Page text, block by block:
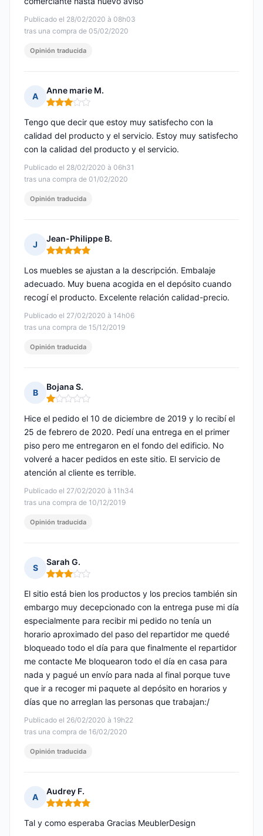
Publicado el 28/02/2020 à 08h03
tras una compra de 05/02/2020
Opinión traducida
A
Anne marie M.
Nota: 3 de 5
Publicado el 28/02/2020 à 06h31
tras una compra de 01/02/2020
Tengo que decir que estoy muy satisfecho con la
calidad del producto y el servicio. Estoy muy satisfecho
con la calidad del producto y el servicio.
Opinión traducida
J
Jean-Philippe B.
Nota: 5 de 5
Publicado el 27/02/2020 à 14h06
tras una compra de 15/12/2019
Los muebles se ajustan a la descripción. Embalaje
adecuado. Muy buena acogida en el depósito cuando
recogí el producto. Excelente relación calidad-precio.
Opinión traducida
B
Bojana S.
Nota: 1 de 5
Publicado el 27/02/2020 à 11h34
tras una compra de 10/12/2019
Hice el pedido el 10 de diciembre de 2019 y lo recibí el
25 de febrero de 2020. Pedí una entrega en el primer
piso pero me entregaron en el fondo del edificio. No
volveré a hacer pedidos en este sitio. El servicio de
atención al cliente es terrible.
Opinión traducida
S
Sarah G.
Nota: 3 de 5
Publicado el 26/02/2020 à 19h22
tras una compra de 16/02/2020
El sitio está bien los productos y los precios también sin
embargo muy decepcionado con la entrega puse mi día
especialmente para recibir mi pedido no tenía un
horario aproximado del paso del repartidor me quedé
bloqueado todo el día para que finalmente el repartidor
me contacte Me bloquearon todo el día en casa para
nada y pagué un envío para nada al final porque tuve
que ir a recoger mi paquete al depósito en horarios y
días que no arreglan las personas que trabajan:/
Opinión traducida
A
Audrey F.
Nota: 5 de 5
Tal y como esperaba Gracias MeublerDesign